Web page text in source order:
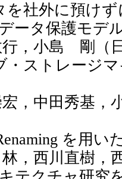
社外に預けず
ータ保護モデ
小島 剛（日
ストレージ
中田秀基，
を用い
川直樹，西